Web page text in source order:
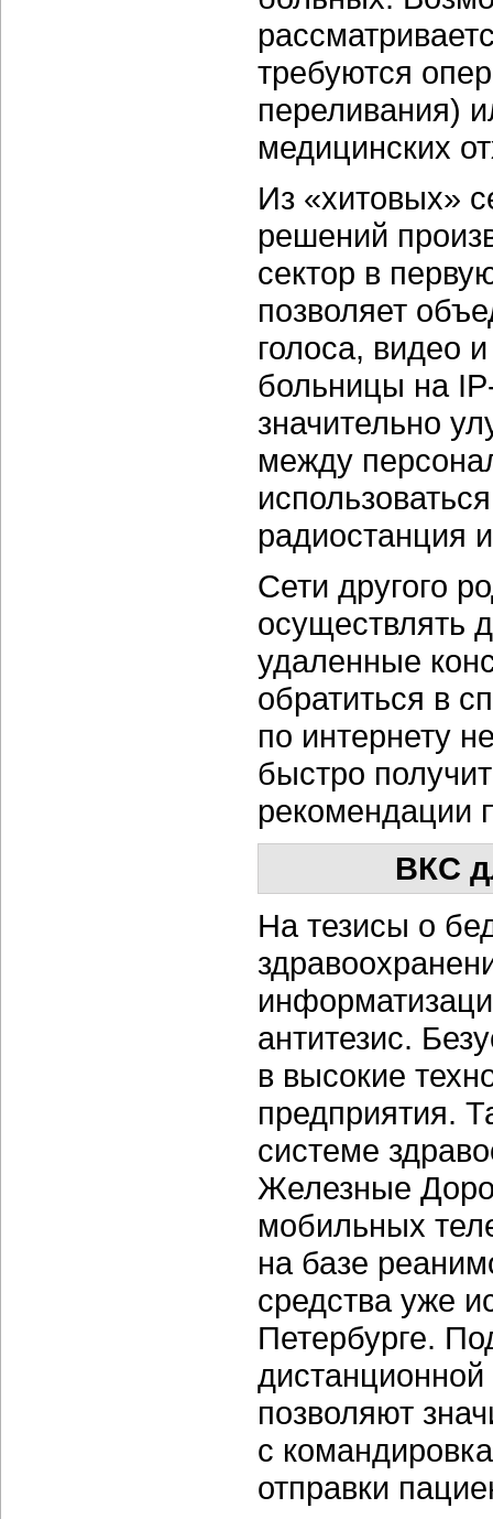
требуются
переливания)
медицинских
Из «хитовых»
решений
сектор в
позволяет
голоса, видео
больницы на
значительно
между
радиостанция
Сети другого
осуществлять
удаленные
обратиться в
по интернету
быстро
рекомендации
ВКС
На тезисы о
антитезис.
в высокие
предприятия.
системе
Железные
мобильных
на базе
средства уже
Петербурге.
дистанционной
позволяют
с
отправки